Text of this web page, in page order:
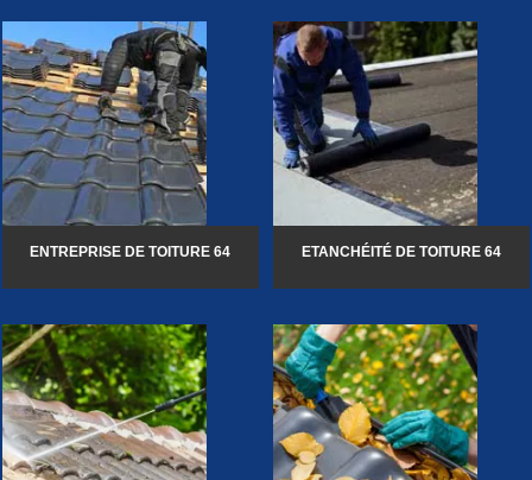
ENTREPRISE DE TOITURE 64 ETANCHÉITÉ DE TOITURE 64